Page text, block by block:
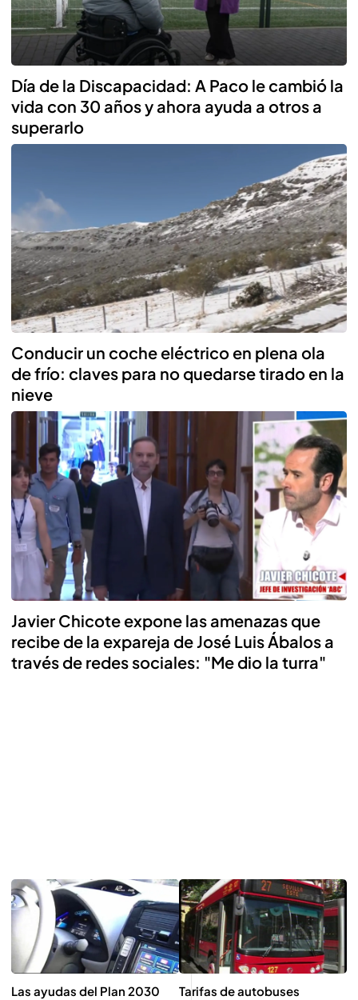
Día de la Discapacidad: A Paco le cambió la
vida con 30 años y ahora ayuda a otros a
superarlo
Conducir un coche eléctrico en plena ola
de frío: claves para no quedarse tirado en la
nieve
Javier Chicote expone las amenazas que
recibe de la expareja de José Luis Ábalos a
través de redes sociales: "Me dio la turra"
Las ayudas del Plan 2030
Tarifas de autobuses